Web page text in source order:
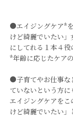
●エイジングケア*
けど綺麗でいたい
にしてれる１本４役
*年齢に応じたケア
●子育てやお仕事な
ていないという方に
エイジングケアを
けど綺麗でいたい」